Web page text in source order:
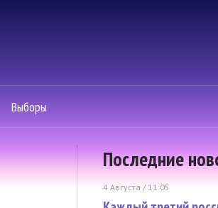
Выборы
Последние
4 Августа / 11:05